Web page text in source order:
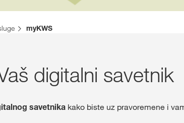
myKWS
digitalni savetnik
savetnika kako biste uz pravoremene i